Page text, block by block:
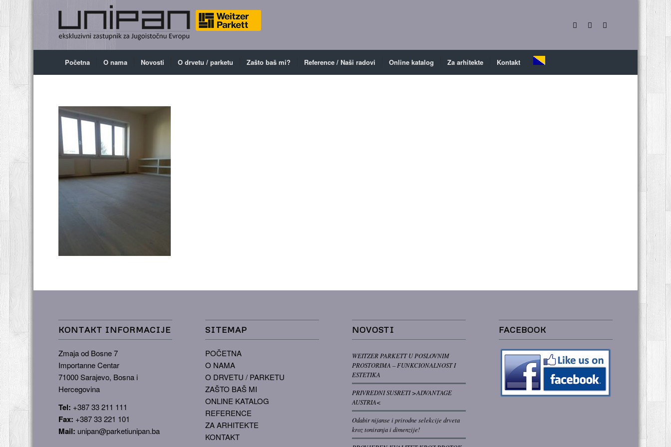
Početna O nama Novosti O drvetu / parketu Zašto baš mi? Reference / Naši radovi Online katalog Za arhitekte Kontakt
KONTAKT INFORMACIJE
Zmaja od Bosne 7
Importanne Centar
71000 Sarajevo, Bosna i
Hercegovina
Tel: +387 33 211 111
Fax: +387 33 221 101
Mail: unipan@parketiunipan.ba
SITEMAP
POČETNA
O NAMA
O DRVETU / PARKETU
ZAŠTO BAŠ MI
ONLINE KATALOG
REFERENCE
ZA ARHITEKTE
KONTAKT
NOVOSTI
WEITZER PARKETT U POSLOVNIM
PROSTORIMA – FUNKCIONALNOST I
ESTETIKA
PRIVREDNI SUSRETI >ADVANTAGE
AUSTRIA<
Odabir nijanse i prirodne selekcije drveta
kroz toniranja i dimenzije!
FACEBOOK